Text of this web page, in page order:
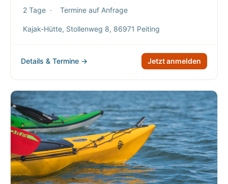
2 Tage · Termine auf Anfrage
Kajak-Hütte, Stollenweg 8, 86971 Peiting
Details & Termine → Jetzt anmelden